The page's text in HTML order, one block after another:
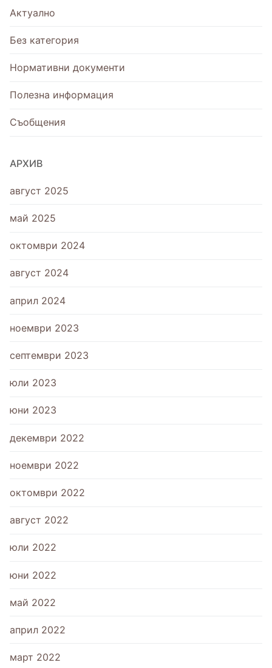
Актуално
Без категория
Нормативни документи
Полезна информация
Съобщения
АРХИВ
август 2025
май 2025
октомври 2024
август 2024
април 2024
ноември 2023
септември 2023
юли 2023
юни 2023
декември 2022
ноември 2022
октомври 2022
август 2022
юли 2022
юни 2022
май 2022
април 2022
март 2022